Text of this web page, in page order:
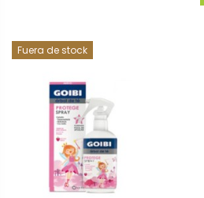
Fuera de stock